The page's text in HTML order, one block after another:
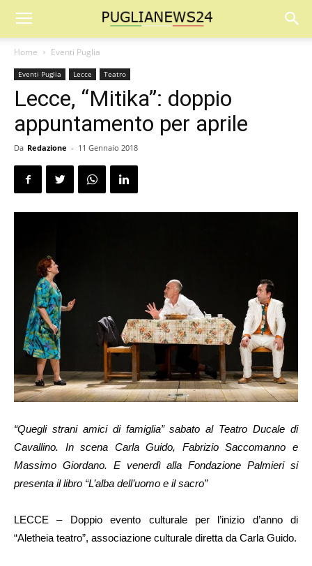
Home Eventi Puglia
Eventi Puglia Lecce Teatro
Lecce, “Mitika”: doppio
appuntamento per aprile
Da Redazione - 11 Gennaio 2018
“Quegli strani amici di famiglia” sabato al Teatro Ducale di
Cavallino. In scena Carla Guido, Fabrizio Saccomanno e
Massimo Giordano. E venerdì alla Fondazione Palmieri si
presenta il libro “L’alba dell’uomo e il sacro”
LECCE – Doppio evento culturale per l’inizio d’anno di
“Aletheia teatro”, associazione culturale diretta da Carla Guido.